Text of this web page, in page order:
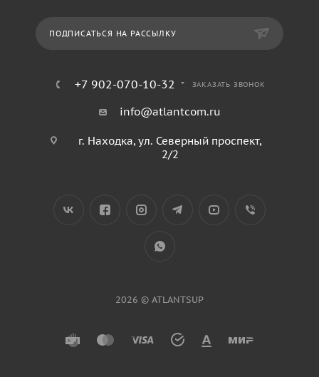
ПОДПИСАТЬСЯ НА РАССЫЛКУ
+7 902-070-10-32 ЗАКАЗАТЬ ЗВОНОК
info@atlantcom.ru
г. Находка, ул. Северный проспект,
2/2
2026 © ATLANTSUP